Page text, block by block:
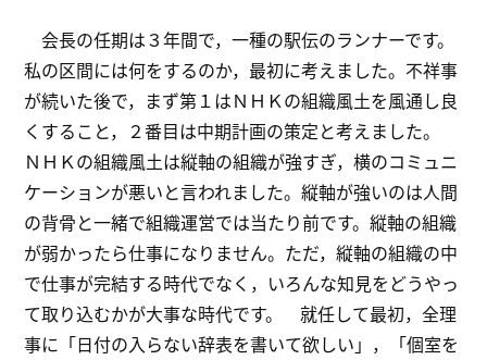
会長の任期は３年間で，一種の駅伝のランナーです。
私の区間には何をするのか，最初に考えました。不祥事
が続いた後で，まず第１はＮＨＫの組織風土を風通し良
くすること，２番目は中期計画の策定と考えました。
ＮＨＫの組織風土は縦軸の組織が強すぎ，横のコミュニ
ケーションが悪いと言われました。縦軸が強いのは人間
の背骨と一緒で組織運営では当たり前です。縦軸の組織
が弱かったら仕事になりません。ただ，縦軸の組織の中
で仕事が完結する時代でなく，いろんな知見をどうやっ
て取り込むかが大事な時代です。 就任して最初，全理
事に「日付の入らない辞表を書いて欲しい」，「個室を